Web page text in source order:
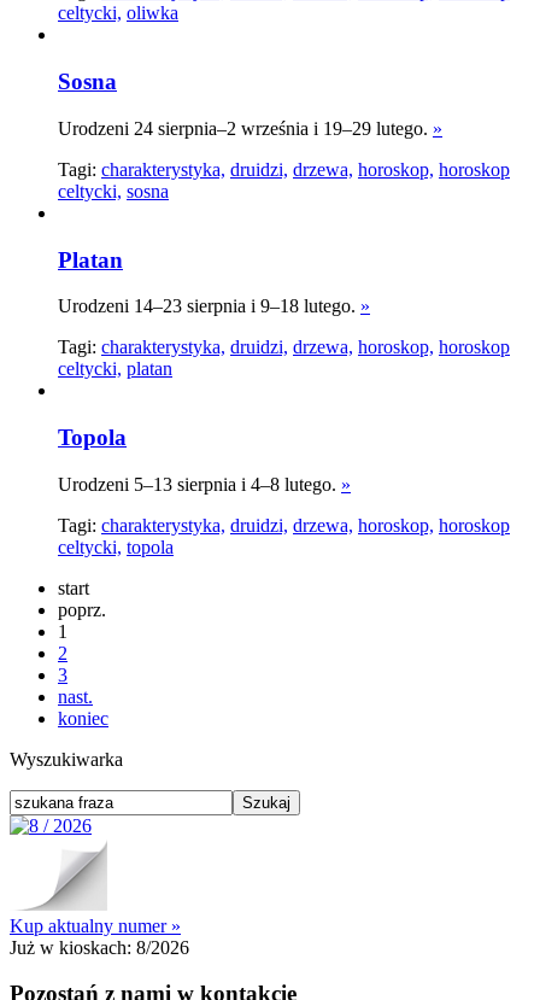
celtycki, oliwka
Sosna
Urodzeni 24 sierpnia–2 września i 19–29 lutego. »
Tagi: charakterystyka, druidzi, drzewa, horoskop, horoskop
celtycki, sosna
Platan
Urodzeni 14–23 sierpnia i 9–18 lutego. »
Tagi: charakterystyka, druidzi, drzewa, horoskop, horoskop
celtycki, platan
Topola
Urodzeni 5–13 sierpnia i 4–8 lutego. »
Tagi: charakterystyka, druidzi, drzewa, horoskop, horoskop
celtycki, topola
start
poprz.
1
2
3
nast.
koniec
Wyszukiwarka
Kup aktualny numer »
Już w kioskach: 8/2026
Pozostań z nami w kontakcie